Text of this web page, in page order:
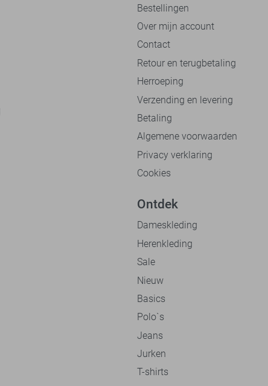
Bestellingen
Over mijn account
Contact
Retour en terugbetaling
Herroeping
Verzending en levering
Betaling
Algemene voorwaarden
Privacy verklaring
Cookies
Ontdek
Dameskleding
Herenkleding
Sale
Nieuw
Basics
Polo`s
Jeans
Jurken
T-shirts